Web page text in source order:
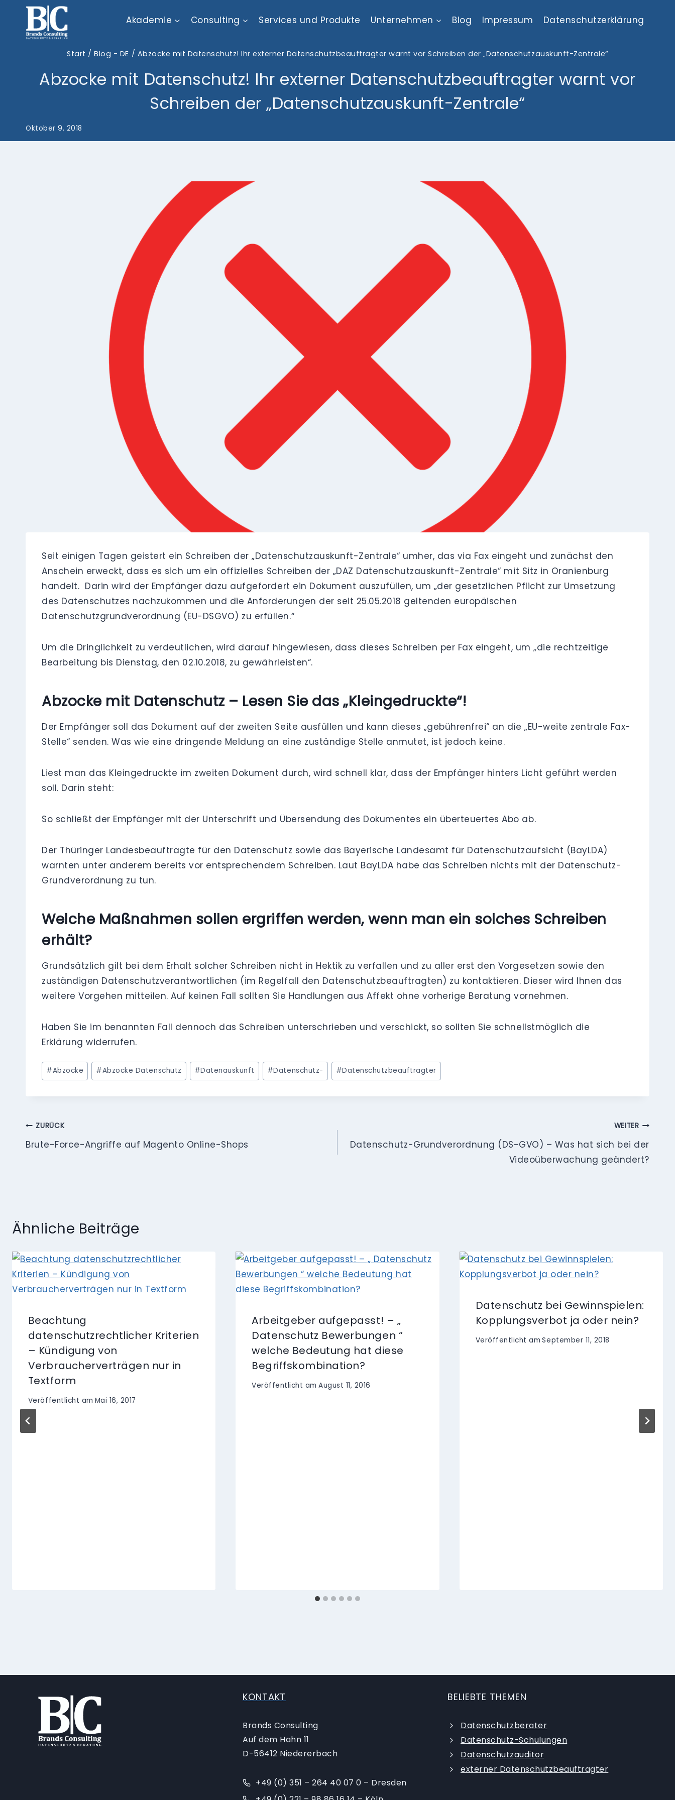
springen
Akademie Consulting Services und Produkte Unternehmen Blog Impressum Datenschutzerklärung
Start / Blog - DE / Abzocke mit Datenschutz! Ihr externer Datenschutzbeauftragter warnt vor Schreiben der „Datenschutzauskunft-Zentrale“
Abzocke mit Datenschutz! Ihr externer Datenschutzbeauftragter warnt vor
Schreiben der „Datenschutzauskunft-Zentrale“
Oktober 9, 2018
Seit einigen Tagen geistert ein Schreiben der „Datenschutzauskunft-Zentrale“ umher, das via Fax eingeht und zunächst den
Anschein erweckt, dass es sich um ein offizielles Schreiben der „DAZ Datenschutzauskunft-Zentrale“ mit Sitz in Oranienburg
handelt. Darin wird der Empfänger dazu aufgefordert ein Dokument auszufüllen, um „der gesetzlichen Pflicht zur Umsetzung
des Datenschutzes nachzukommen und die Anforderungen der seit 25.05.2018 geltenden europäischen
Datenschutzgrundverordnung (EU-DSGVO) zu erfüllen.“
Um die Dringlichkeit zu verdeutlichen, wird darauf hingewiesen, dass dieses Schreiben per Fax eingeht, um „die rechtzeitige
Bearbeitung bis Dienstag, den 02.10.2018, zu gewährleisten“.
Abzocke mit Datenschutz – Lesen Sie das „Kleingedruckte“!
Der Empfänger soll das Dokument auf der zweiten Seite ausfüllen und kann dieses „gebührenfrei“ an die „EU-weite zentrale Fax-
Stelle“ senden. Was wie eine dringende Meldung an eine zuständige Stelle anmutet, ist jedoch keine.
Liest man das Kleingedruckte im zweiten Dokument durch, wird schnell klar, dass der Empfänger hinters Licht geführt werden
soll. Darin steht:
So schließt der Empfänger mit der Unterschrift und Übersendung des Dokumentes ein überteuertes Abo ab.
Der Thüringer Landesbeauftragte für den Datenschutz sowie das Bayerische Landesamt für Datenschutzaufsicht (BayLDA)
warnten unter anderem bereits vor entsprechendem Schreiben. Laut BayLDA habe das Schreiben nichts mit der Datenschutz-
Grundverordnung zu tun.
Welche Maßnahmen sollen ergriffen werden, wenn man ein solches Schreiben
erhält?
Grundsätzlich gilt bei dem Erhalt solcher Schreiben nicht in Hektik zu verfallen und zu aller erst den Vorgesetzen sowie den
zuständigen Datenschutzverantwortlichen (im Regelfall den Datenschutzbeauftragten) zu kontaktieren. Dieser wird Ihnen das
weitere Vorgehen mitteilen. Auf keinen Fall sollten Sie Handlungen aus Affekt ohne vorherige Beratung vornehmen.
Haben Sie im benannten Fall dennoch das Schreiben unterschrieben und verschickt, so sollten Sie schnellstmöglich die
Erklärung widerrufen.
Schlagworte:
#Abzocke #Abzocke Datenschutz #Datenauskunft #Datenschutz- #Datenschutzbeauftragter
Beitragsnavigation
ZURÜCK
Brute-Force-Angriffe auf Magento Online-Shops
WEITER
Datenschutz-Grundverordnung (DS-GVO) – Was hat sich bei der
Videoüberwachung geändert?
Ähnliche Beiträge
Beachtung
datenschutzrechtlicher Kriterien
– Kündigung von
Verbraucherverträgen nur in
Textform
Veröffentlicht am Mai 16, 2017
Arbeitgeber aufgepasst! – „
Datenschutz Bewerbungen “
welche Bedeutung hat diese
Begriffskombination?
Veröffentlicht am August 11, 2016
Datenschutz bei Gewinnspielen:
Kopplungsverbot ja oder nein?
Veröffentlicht am September 11, 2018
KONTAKT
Brands Consulting
Auf dem Hahn 11
D-56412 Niedererbach
+49 (0) 351 – 264 40 07 0 – Dresden
BELIEBTE THEMEN
Datenschutzberater
Datenschutz-Schulungen
Datenschutzauditor
externer Datenschutzbeauftragter